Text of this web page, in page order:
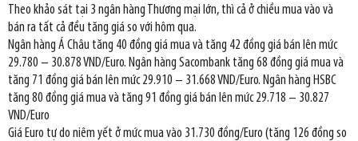
Theo khảo sát tại 3 ngân hàng Thương mại lớn, thì cả ở chiều mua vào và
bán ra tất cả đều tăng giá so với hôm qua.
Ngân hàng Á Châu tăng 40 đồng giá mua và tăng 42 đồng giá bán lên mức
29.780 – 30.878 VND/Euro. Ngân hàng Sacombank tăng 68 đồng giá mua và
tăng 71 đồng giá bán lên mức 29.910 – 31.668 VND/Euro. Ngân hàng HSBC
tăng 80 đồng giá mua và tăng 91 đồng giá bán lên mức 29.718 – 30.827
VND/Euro
Giá Euro tự do niêm yết ở mức mua vào 31.730 đồng/Euro (tăng 126 đồng so